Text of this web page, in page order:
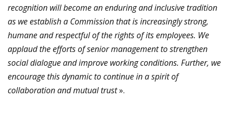
recognition will become an enduring and inclusive tradition
as we establish a Commission that is increasingly strong,
humane and respectful of the rights of its employees. We
applaud the efforts of senior management to strengthen
social dialogue and improve working conditions. Further, we
encourage this dynamic to continue in a spirit of
collaboration and mutual trust».